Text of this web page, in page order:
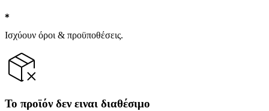
Ισχύουν όροι & προϋποθέσεις.
Το προϊόν δεν ειναι διαθέσιμο